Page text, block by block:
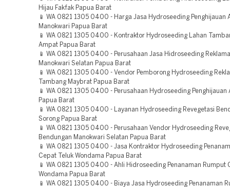
Hijau Fakfak Papua Barat
📱 WA 0821 1305 0400 - Harga Jasa Hydroseeding Penghijauan
Manokwari Papua Barat
📱 WA 0821 1305 0400 - Kontraktor Hydroseeding Lahan
Ampat Papua Barat
📱 WA 0821 1305 0400 - Perusahaan Jasa Hidroseeding
Manokwari Selatan Papua Barat
📱 WA 0821 1305 0400 - Vendor Pemborong Hydroseeding
Tambang Maybrat Papua Barat
📱 WA 0821 1305 0400 - Perusahaan Hydroseeding Penghijauan
Papua Barat
📱 WA 0821 1305 0400 - Layanan Hydroseeding Revegetasi
Sorong Papua Barat
📱 WA 0821 1305 0400 - Perusahaan Vendor Hydroseeding
Bendungan Manokwari Selatan Papua Barat
📱 WA 0821 1305 0400 - Jasa Kontraktor Hydroseeding
Cepat Teluk Wondama Papua Barat
📱 WA 0821 1305 0400 - Ahli Hidroseeding Penanaman Rumput
Wondama Papua Barat
📱 WA 0821 1305 0400 - Biaya Jasa Hydroseeding Penanaman